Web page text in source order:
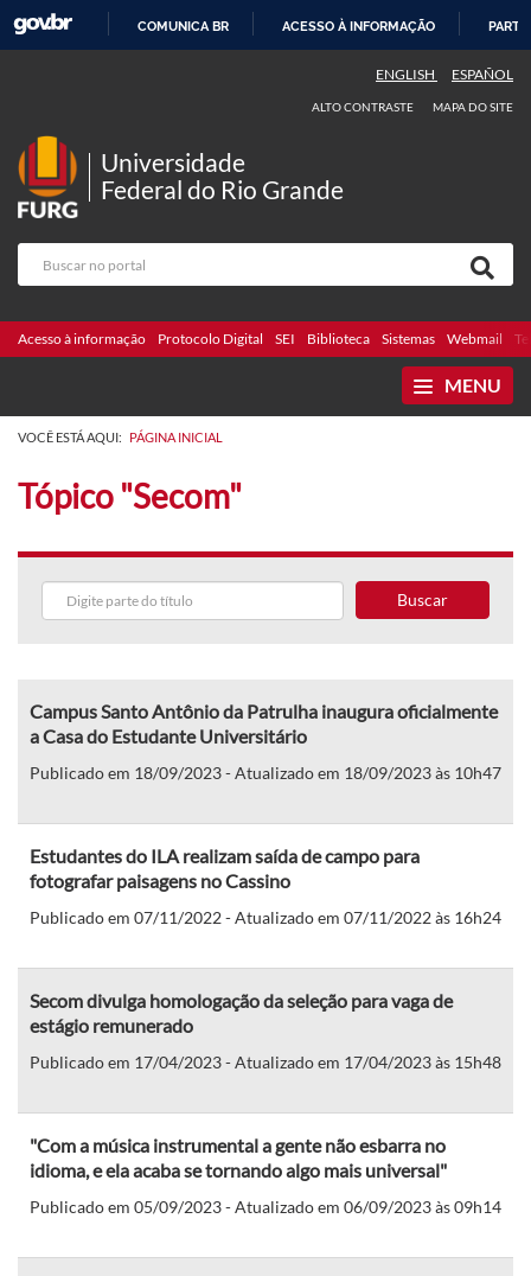
COMUNICA BR ACESSO À INFORMAÇÃO
ENGLISH ESPAÑOL
ALTO CONTRASTE MAPA DO SITE
Universidade
Federal do Rio Grande
Acesso à informação Protocolo Digital SEI Biblioteca Sistemas Webmail
MENU
VOCÊ ESTÁ AQUI: PÁGINA INICIAL
Tópico "Secom"
Buscar
Campus Santo Antônio da Patrulha inaugura oficialmente
a Casa do Estudante Universitário
Publicado em 18/09/2023 - Atualizado em 18/09/2023 às 10h47
Estudantes do ILA realizam saída de campo para
fotografar paisagens no Cassino
Publicado em 07/11/2022 - Atualizado em 07/11/2022 às 16h24
Secom divulga homologação da seleção para vaga de
estágio remunerado
Publicado em 17/04/2023 - Atualizado em 17/04/2023 às 15h48
"Com a música instrumental a gente não esbarra no
idioma, e ela acaba se tornando algo mais universal"
Publicado em 05/09/2023 - Atualizado em 06/09/2023 às 09h14